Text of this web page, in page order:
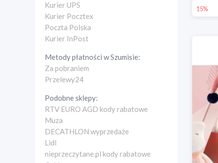
Kurier UPS
Kurier Pocztex
Poczta Polska
Kurier InPost
Metody płatności wSzumisie:
Za pobraniem
Przelewy24
Podobne sklepy:
RTV EURO AGD kody rabatowe
Muza
DECATHLON wyprzedaże
Lidl
nieprzeczytane.pl kody rabatowe
15%